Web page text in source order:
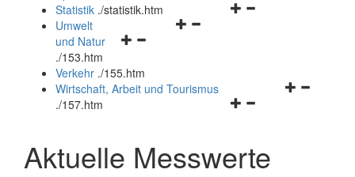
Navigationsmenü
Navigationsmenü
Statistik ./statistik.htm
Navigationsmenü
und
schließen
Umwelt
und Natur
./153.htm
Verkehr ./155.htm
Navigationsmenü
schließen
Wirtschaft, Arbeit und Tourismus
./157.htm
Aktuelle Messwerte